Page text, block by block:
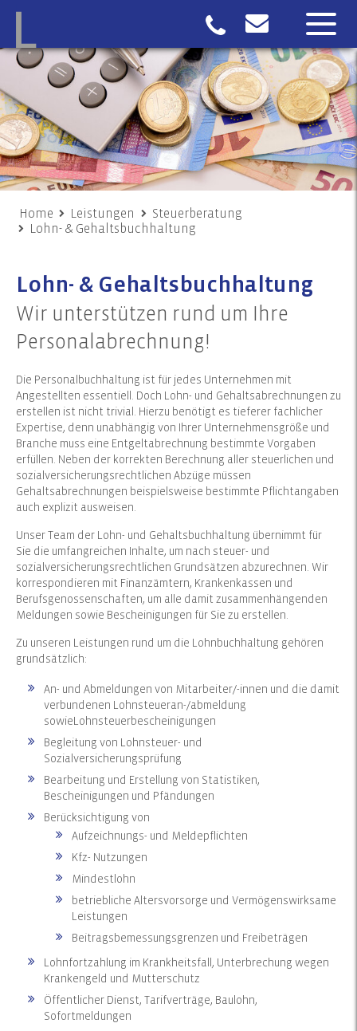
Home Leistungen
Steuerberatung
Lohn- & Gehaltsbuchhaltung
Lohn- & Gehaltsbuchhaltung
Wir unterstützen rund um Ihre
Personalabrechnung!
Die Personalbuchhaltung ist für jedes Unternehmen mit
Angestellten essentiell. Doch Lohn- und Gehaltsabrechnungen zu
erstellen ist nicht trivial. Hierzu benötigt es tieferer fachlicher
Expertise, denn unabhängig von Ihrer Unternehmensgröße und
Branche muss eine Entgeltabrechnung bestimmte Vorgaben
erfüllen. Neben der korrekten Berechnung aller steuerlichen und
sozialversicherungsrechtlichen Abzüge müssen
Gehaltsabrechnungen beispielsweise bestimmte Pflichtangaben
auch explizit ausweisen.
Unser Team der Lohn- und Gehaltsbuchhaltung übernimmt für
Sie die umfangreichen Inhalte, um nach steuer- und
sozialversicherungsrechtlichen Grundsätzen abzurechnen. Wir
korrespondieren mit Finanzämtern, Krankenkassen und
Berufsgenossenschaften, um alle damit zusammenhängenden
Meldungen sowie Bescheinigungen für Sie zu erstellen.
Zu unseren Leistungen rund um die Lohnbuchhaltung gehören
grundsätzlich:
An- und Abmeldungen von Mitarbeiter/-innen und die damit
verbundenen Lohnsteueran-/abmeldung
sowieLohnsteuerbescheinigungen
Begleitung von Lohnsteuer- und
Sozialversicherungsprüfung
Bearbeitung und Erstellung von Statistiken,
Bescheinigungen und Pfändungen
Berücksichtigung von
Aufzeichnungs- und Meldepflichten
Kfz- Nutzungen
Mindestlohn
betriebliche Altersvorsorge und Vermögenswirksame
Leistungen
Beitragsbemessungsgrenzen und Freibeträgen
Lohnfortzahlung im Krankheitsfall, Unterbrechung wegen
Krankengeld und Mutterschutz
Öffentlicher Dienst, Tarifverträge, Baulohn,
Sofortmeldungen